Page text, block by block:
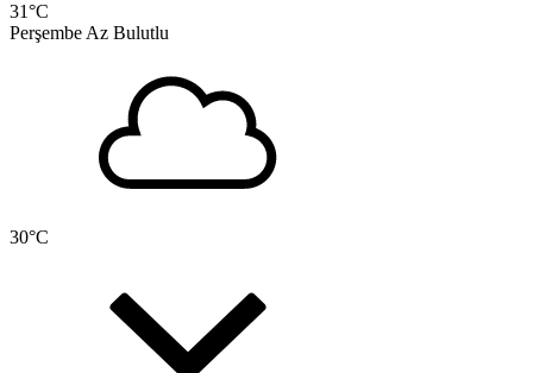
31°C
Perşembe Az Bulutlu
30°C